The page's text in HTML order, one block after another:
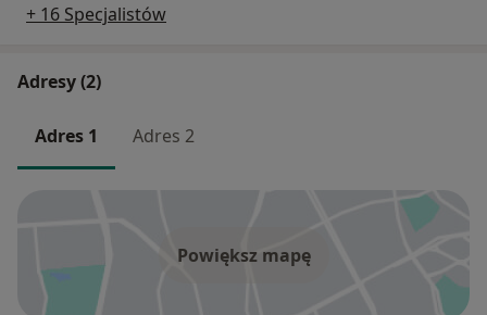
+ 16 Specjalistów
Adresy (2)
Adres 1 Adres 2
Powiększ mapę